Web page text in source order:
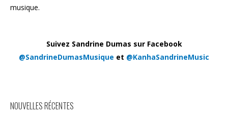
musique.
Suivez Sandrine Dumas sur Facebook
@SandrineDumasMusique et @KanhaSandrineMusic
NOUVELLES RÉCENTES